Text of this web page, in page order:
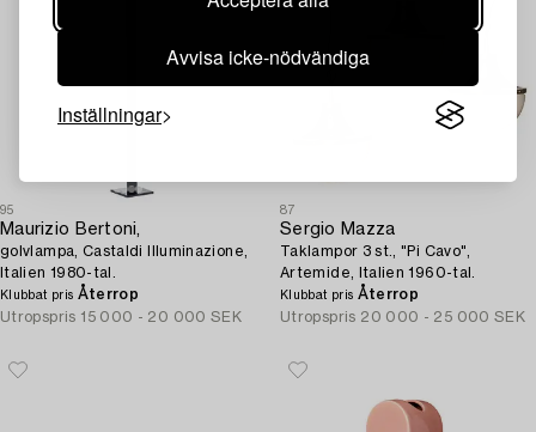
Avvisa icke-nödvändiga
Inställningar
95
Maurizio Bertoni,
golvlampa, Castaldi Illuminazione,
Italien 1980-tal.
Klubbat pris Återrop
Utropspris 15 000 - 20 000 SEK
87
Sergio Mazza
Taklampor 3 st., "Pi Cavo",
Artemide, Italien 1960-tal.
Klubbat pris Återrop
Utropspris 20 000 - 25 000 SEK